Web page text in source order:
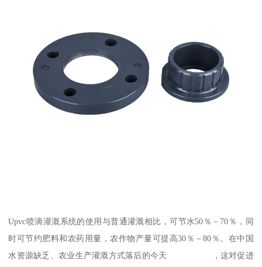
Upvc喷滴灌溉系统的使用与普通灌溉相比，可节水50％－70％，同
时可节约肥料和农药用量，农作物产量可提高30％－80％。在中国
水资源缺乏、农业生产灌溉方式落后的今天 ，这对促进